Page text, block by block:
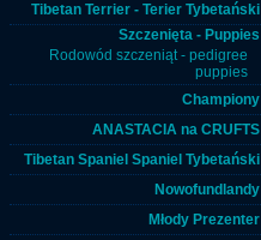
Tibetan Terrier - Terier Tybetański
Szczenięta - Puppies
Rodowód szczeniąt - pedigree
puppies
Championy
ANASTACIA na CRUFTS
Tibetan Spaniel Spaniel Tybetański
Nowofundlandy
Młody Prezenter